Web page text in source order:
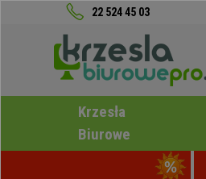
22 524 45 03
Krzesła
Biurowe